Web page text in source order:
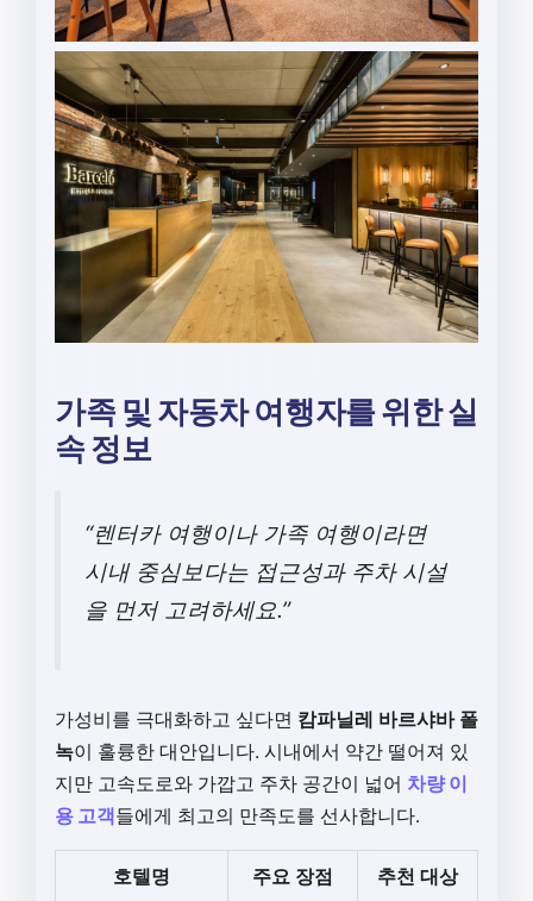
가족 및 자동차 여행자를 위한 실
속 정보
“렌터카 여행이나 가족 여행이라면
시내 중심보다는 접근성과 주차 시설
을 먼저 고려하세요.”
가성비를 극대화하고 싶다면 캄파닐레 바르샤바 폴
녹이 훌륭한 대안입니다. 시내에서 약간 떨어져 있
지만 고속도로와 가깝고 주차 공간이 넓어 차량 이
용 고객들에게 최고의 만족도를 선사합니다.
호텔명 주요 장점 추천 대상